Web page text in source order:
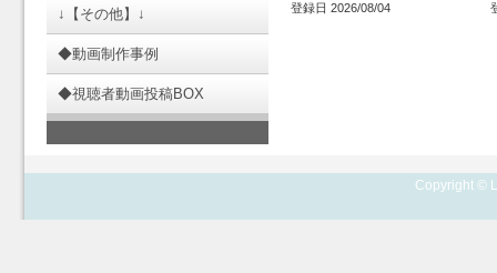
↓【その他】↓
◆動画制作事例
◆視聴者動画投稿BOX
登録日 2026/08/04
Copyright ©